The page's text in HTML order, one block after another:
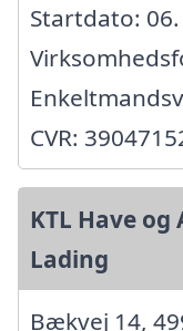
Startdato:
CVR:
KTL Have
Lading
Bækvej 14,